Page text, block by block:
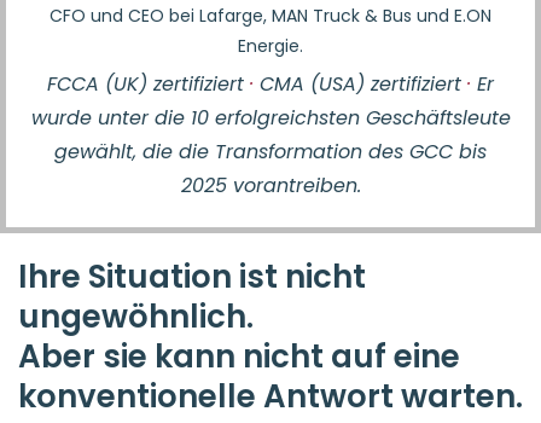
CFO und CEO bei Lafarge, MAN Truck & Bus und E.ON
Energie.
FCCA (UK) zertifiziert · CMA (USA) zertifiziert · Er
wurde unter die 10 erfolgreichsten Geschäftsleute
gewählt, die die Transformation des GCC bis
2025 vorantreiben.
Ihre Situation ist nicht
ungewöhnlich.
Aber sie kann nicht auf eine
konventionelle Antwort warten.